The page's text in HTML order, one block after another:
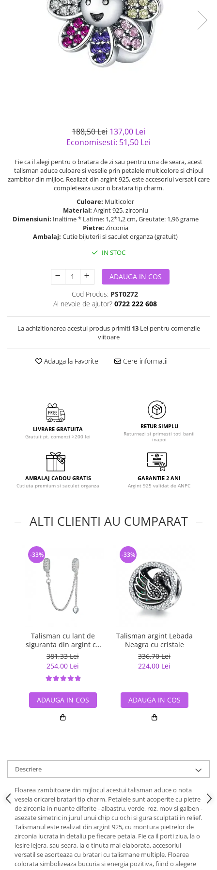
semipretioase
Bijuterii argint placat cu aur
Bijuterii argint cu diverse
Bijuterii argint cu murano
Bijuterii de Lux
Bijuterii gotice si rock
Bijuterii Handmade
Solutii si lavete de curatare
188,50 Lei 137,00 Lei
Economisesti: 51,50 Lei
Fie ca il alegi pentru o bratara de zi sau pentru una de seara, acest
talisman aduce culoare si veselie prin petalele multicolore si chipul
zambitor din mijloc. Realizat din argint 925, este accesoriul versatil care
completeaza usor o bratara tip charm.
Culoare: Multicolor
Material: Argint 925, zirconiu
Dimensiuni: Inaltime * Latime: 1,2*1,2 cm, Greutate: 1,96 grame
Pietre: Zirconia
Ambalaj: Cutie bijuterii si saculet organza (gratuit)
IN STOC
ADAUGA IN COS
Cod Produs: PST0272
Ai nevoie de ajutor? 0722 222 608
La achizitionarea acestui produs primiti 13Lei pentru comenzile
viitoare
Adauga la Favorite Cere informatii
LIVRARE GRATUITA
Gratuit pt. comenzi >200 lei
RETUR SIMPLU
Returnezi si primesti toti banii
inapoi
AMBALAJ CADOU GRATIS
Cutiuta premium si saculet organza
GARANTIE 2 ANI
Argint 925 validat de ANPC
ALTI CLIENTI AU CUMPARAT
Talisman cu lant de
siguranta din argint cu
inimioara placat cu rodiu
381,33 Lei
254,00 Lei
-33%
ADAUGA IN COS
Talisman argint Lebada
Neagra cu cristale
336,70 Lei
224,00 Lei
-33%
ADAUGA IN COS
Descriere
Floarea zambitoare din mijlocul acestui talisman aduce o nota
vesela oricarei bratari tip charm. Petalele sunt acoperite cu pietre
de zirconia in nuante diferite - albastru, verde, roz, mov si galben -
asezate simetric in jurul unui chip cu ochi si gura sculptati in relief.
Talismanul este realizat din argint 925, cu montura pietrelor de
zirconia lucrata in detaliu pe fiecare petala. Fie ca il porti ziua, la o
iesire lejera, sau seara, la o tinuta mai elaborata, accesoriul
versatil se asorteaza cu bratari cu talismane multiple. Floarea
colorata simbolizeaza bucuria si energia pozitiva, fiind o alegere